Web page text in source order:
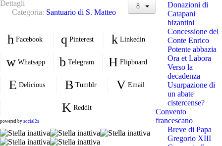
Dettagli
Categoria: Santuario di S. Matteo
Facebook Pinterest Linkedin
Whatsapp Telegram Flipboard
Delicious Tumblr Email
Reddit
powered by social2s
Donazioni di
Catapani
bizantini
Concessione del
Conte Enrico
Potente abbazia
Ora et Labora
Verso la
decadenza
Usurpazione di
un abate
cistercense?
Convento
francescano
Breve di Papa
Gregorio XIII